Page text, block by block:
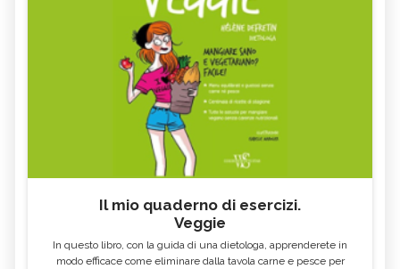
Il mio quaderno di esercizi.
Veggie
In questo libro, con la guida di una dietologa, apprenderete in
modo efficace come eliminare dalla tavola carne e pesce per